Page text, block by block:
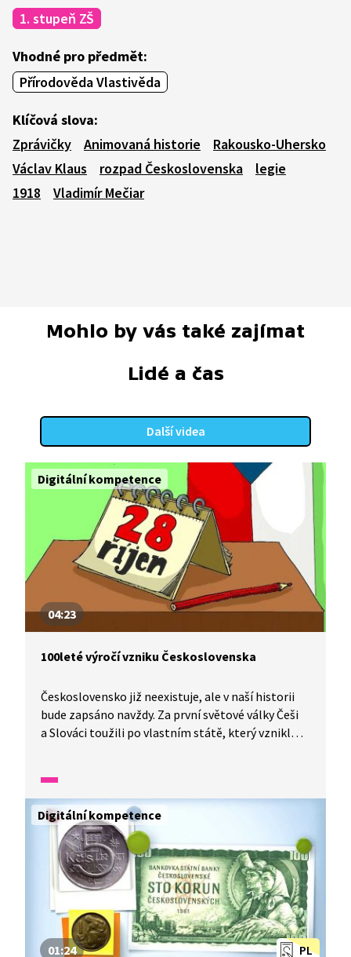
1. stupeň ZŠ
Vhodné pro předmět:
Přírodověda Vlastivěda
Klíčová slova:
Zprávičky
Animovaná historie
Rakousko-Uhersko
Václav Klaus
rozpad Československa
legie
1918
Vladimír Mečiar
Mohlo by vás také zajímat
Lidé a čas
Další videa
Digitální kompetence
04:23
100leté výročí vzniku Československa
Československo již neexistuje, ale v naší historii
bude zapsáno navždy. Za první světové války Češi
a Slováci toužili po vlastním státě, který vznikl
rozpadlo, jeho odkaz žije dál. Připomeňme si
občany Československa, kteří dosáhli světového
uznání. Víte, o co se zasloužil Jaroslav Seifert,
Jaroslav Heyrovský, Karel Čapek, Karel Zeman,
Jan Železný nebo Václav Havel?
Digitální kompetence
PL
01:24